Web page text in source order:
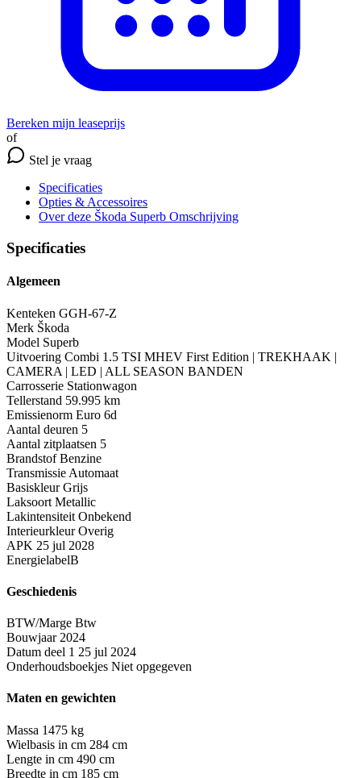
Bereken mijn leaseprijs
of
Stel je vraag
Specificaties
Opties & Accessoires
Over deze Škoda Superb Omschrijving
Specificaties
Algemeen
Kenteken GGH-67-Z
Merk Škoda
Model Superb
Uitvoering Combi 1.5 TSI MHEV First Edition | TREKHAAK |
CAMERA | LED | ALL SEASON BANDEN
Carrosserie Stationwagon
Tellerstand 59.995 km
Emissienorm Euro 6d
Aantal deuren 5
Aantal zitplaatsen 5
Brandstof Benzine
Transmissie Automaat
Basiskleur Grijs
Laksoort Metallic
Lakintensiteit Onbekend
Interieurkleur Overig
APK 25 jul 2028
EnergielabelB
Geschiedenis
BTW/Marge Btw
Bouwjaar 2024
Datum deel 1 25 jul 2024
Onderhoudsboekjes Niet opgegeven
Maten en gewichten
Massa 1475 kg
Wielbasis in cm 284 cm
Lengte in cm 490 cm
Breedte in cm 185 cm